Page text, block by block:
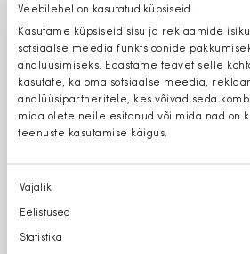
Veebilehel on kasutatud küpsiseid.
Kasutame küpsiseid sisu ja reklaamide
sotsiaalse meedia funktsioonide
analüüsimiseks. Edastame teavet selle
kasutate, ka oma sotsiaalse meedia,
analüüsipartneritele, kes võivad seda
mida olete neile esitanud või mida nad on
teenuste kasutamise käigus.
Nõusoleku
valik
Vajalik
Eelistused
Statistika